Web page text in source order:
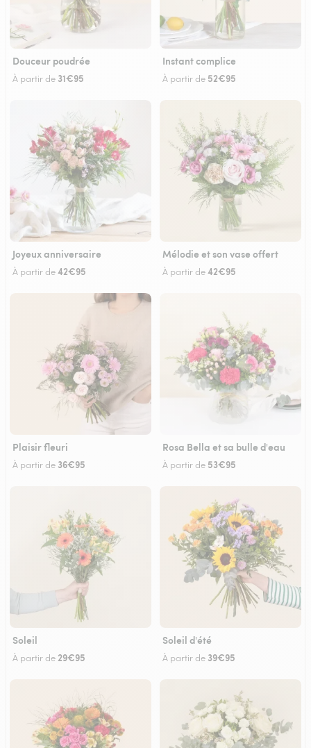
Douceur poudrée
À partir de 31€95
Instant complice
À partir de 52€95
Joyeux anniversaire
À partir de42€95
Mélodie et son vase offert
À partir de42€95
Plaisir fleuri
À partir de 36€95
Rosa Bella et sa bulle d'eau
À partir de 53€95
Soleil
À partir de 29€95
Soleil d'été
À partir de 39€95